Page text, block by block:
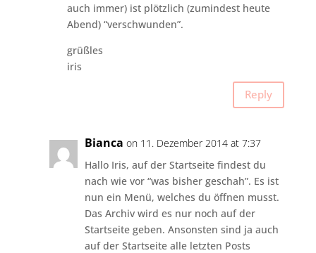
auch immer) ist plötzlich (zumindest heute
Abend) “verschwunden”.
grüßles
iris
Reply
Bianca on 11. Dezember 2014 at 7:37
Hallo Iris, auf der Startseite findest du
nach wie vor “was bisher geschah”. Es ist
nun ein Menü, welches du öffnen musst.
Das Archiv wird es nur noch auf der
Startseite geben. Ansonsten sind ja auch
auf der Startseite alle letzten Posts